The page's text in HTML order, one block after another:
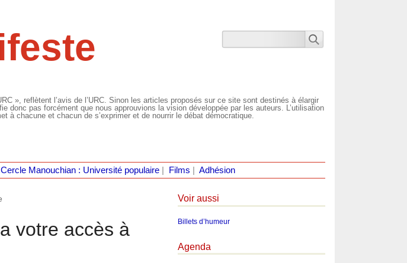
», reflètent l’avis de l’URC. Sinon les articles proposés sur ce site sont destinés à élargir
donc pas forcément que nous approuvions la vision développée par les auteurs. L’utilisation
à chacune et chacun de s’exprimer et de nourrir le débat démocratique.
Cercle Manouchian : Université populaire| Films Adhésion
votre accès à
Voir aussi
Billets d’humeur
Agenda